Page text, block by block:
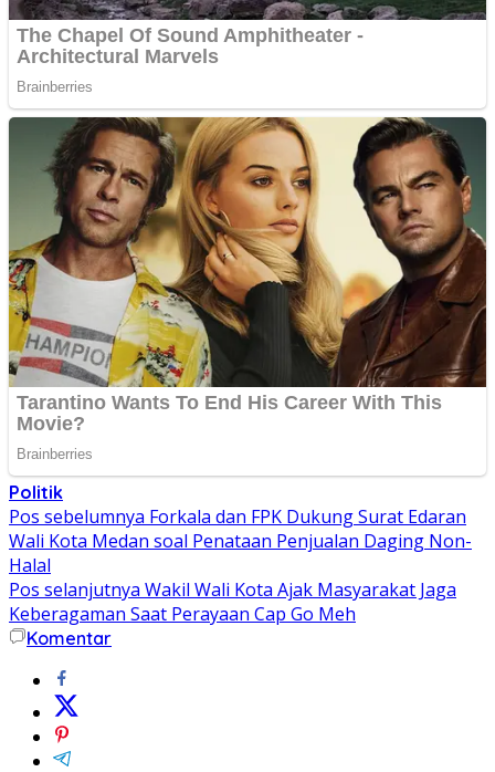
Politik
Navigasi
pos
Pos sebelumnya Forkala dan FPK Dukung Surat Edaran
Wali Kota Medan soal Penataan Penjualan Daging Non-
Halal
Pos selanjutnya Wakil Wali Kota Ajak Masyarakat Jaga
Keberagaman Saat Perayaan Cap Go Meh
Komentar